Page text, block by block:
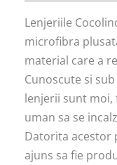
Lenjeriile
microfibra
material care a
Cunoscute si
lenjerii sunt moi,
uman sa se
Datorita acestor
ajuns sa fie